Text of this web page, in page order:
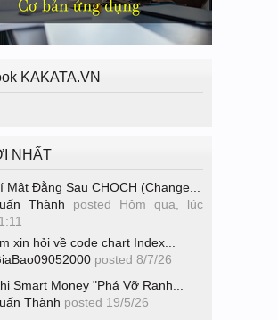
KAKATA.VN
NHẤT
Mật Đằng Sau CHOCH (Change...
Thành posted Hôm qua, lúc
xin hỏi về code chart Index...
posted 8/7/26
Smart Money "Phá Vỡ Ranh...
Thành posted 19/5/26